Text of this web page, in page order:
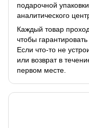
подарочной
аналитического
Каждый товар
чтобы
Если что-то не
или возврат в
первом месте.